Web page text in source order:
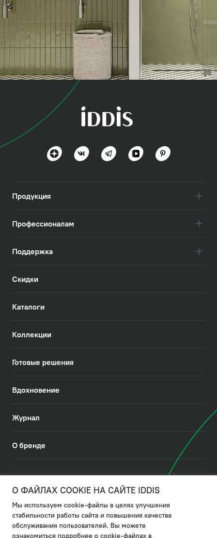
коллекция
Слайд (Slide)
Продукция
Профессионалам
Поддержка
Скидки
Каталоги
Коллекции
Готовые решения
Вдохновение
Журнал
О бренде
Политика в отношении использования файлов cookies
Политика обработки ПДн
О ФАЙЛАХ COOKIE НА САЙТЕ IDDIS
Мы используем cookie-файлы в целях улучшения
стабильности работы сайта и повышения качества
обслуживания пользователей. Вы можете
ознакомиться подробнее о cookie-файлах в